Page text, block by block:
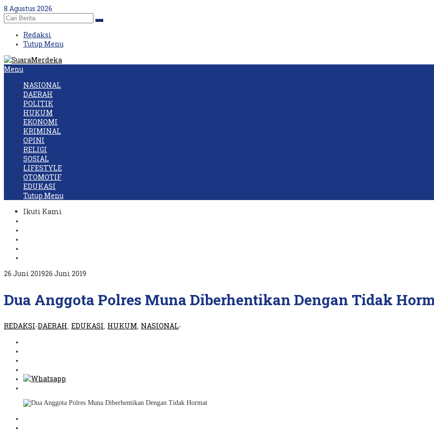
Skip
to
content
8 Agustus 2026
Redaksi
Tutup Menu
Menu
NASIONAL
DAERAH
POLITIK
HUKUM
EKONOMI
KRIMINAL
OPINI
RELIGI
SOSIAL
LIFESTYLE
OTOMOTIF
EDUKASI
Tutup Menu
Ikuti Kami
26 Juni 201926 Juni 2019
Dua Anggota Polres Muna Diberhentikan Dengan Tidak
REDAKSI-DAERAH EDUKASI HUKUM NASIONAL-